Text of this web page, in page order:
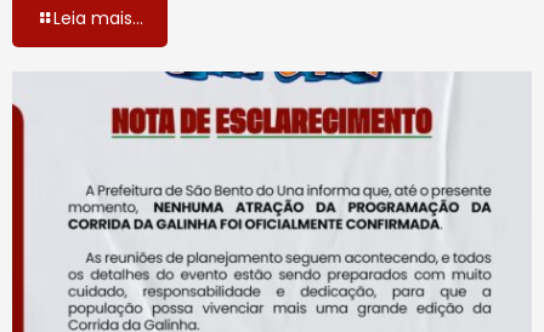
Leia mais...